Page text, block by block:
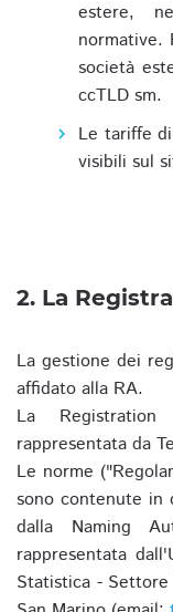
estere,
normative.
società
ccTLD sm.
Le tariffe
visibili sul
2. La
La gestione dei
affidato alla RA.
La
rappresentata da
Le norme
sono contenute in
dalla Naming
rappresentata
Statistica - Settore